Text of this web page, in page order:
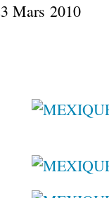
Mars 2010